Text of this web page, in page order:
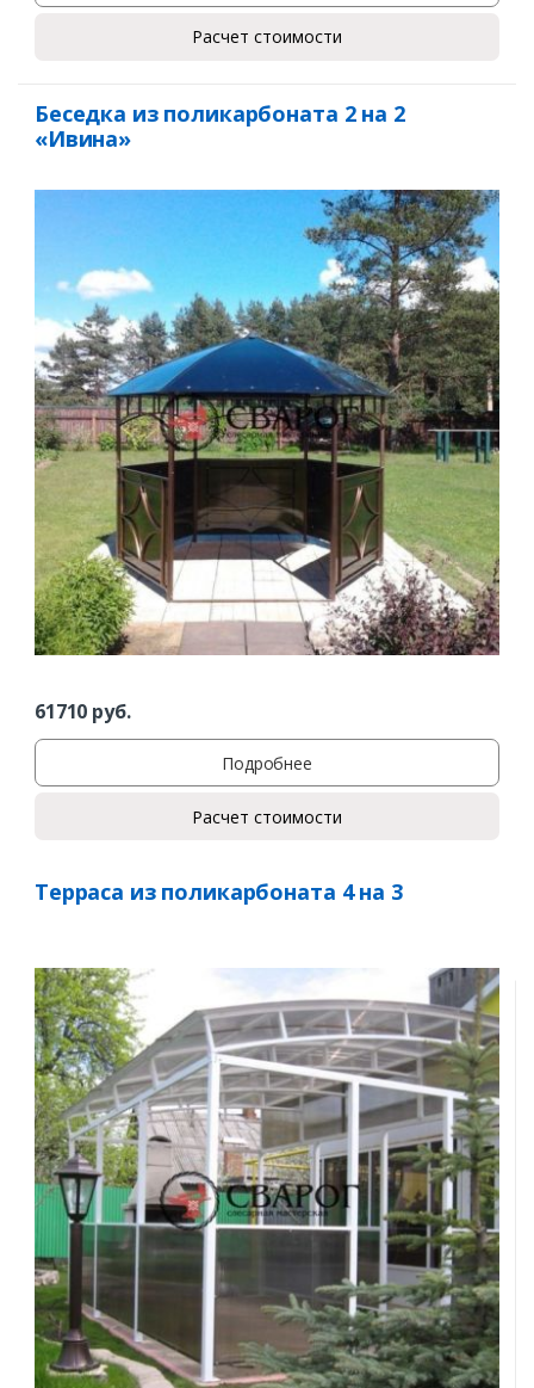
Расчет стоимости
Беседка из поликарбоната 2 на 2
«Ивина»
61710 руб.
Подробнее
Расчет стоимости
Терраса из поликарбоната 4 на 3